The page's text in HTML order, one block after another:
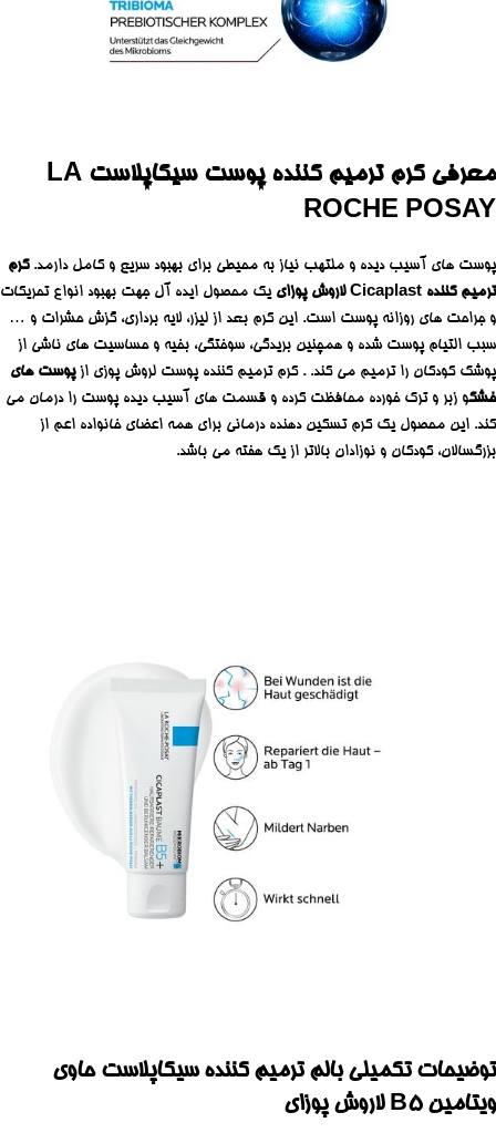
معرفی کرم ترمیم کننده پوست سیکاپلاست LA
ROCHE POSAY
پوست های آسیب دیده و ملتهب نیاز به محیطی برای بهبود سریع و کامل دارمد.کرم
ترمیم کننده Cicaplast لاروش پوزای
یک محصول ایده آل جهت بهبود انواع تحریکات
و جراحت های روزانه پوست است. این کرم بعد از لیزر، لایه برداری، گزش حشرات و …
سبب التیام پوست شده و همچنین بریدگی، سوختگی، بخیه و حساسیت های ناشی از
پوشک کودکان را ترمیم می کند. . کرم ترمیم کننده پوست لروش پوزی ازپوست های
خشکو زبر و ترک خورده محافظت کرده و قسمت های آسیب دیده پوست را درمان می
کند. این محصول یک کرم تسکین دهنده درمانی برای همه اعضای خانواده اعم از
بزرگسالان، کودکان و نوزادان بالاتر از یک هفته می باشد.
توضیحات تکمیلی بالم ترمیم کننده سیکاپلاست حاوی
ویتامین B5 لاروش پوزای